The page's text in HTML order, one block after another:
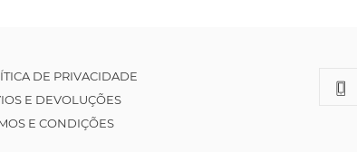
DE PRIVACIDADE
E DEVOLUÇÕES
E CONDIÇÕES